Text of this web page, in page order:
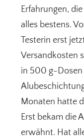
Erfahrungen,
alles bestens.
Testerin erst
Versandkosten
in 500 g-Dosen
Monaten hatte
Erst bekam die
erwähnt. Hat